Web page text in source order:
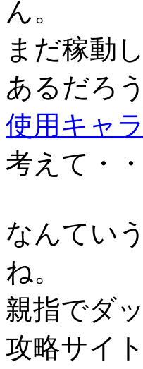
ん。
まだ稼動
あるだろ
使用キャラ
考えて・・
なんてい
ね。
親指でダ
攻略サイ